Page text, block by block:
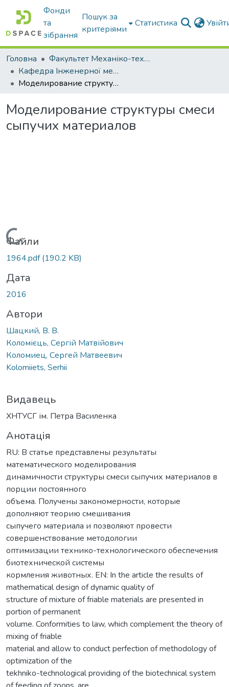
Фонди
та
зібрання
Пошук за
критеріями
Статистика
Головна
Факультет Механіко-технологічний
Кафедра Інженерної механіки та комп'ютерного проектування
Моделирование структуры смеси сыпучих материалов
Моделирование структуры смеси
сыпучих материалов
Вантажиться...
Файли
1964.pdf(190.2 KB)
Дата
2016
Автори
Шацкий, В. В.
Коломієць, Сергій Матвійович
Коломиец, Сергей Матвеевич
Kolomiiets, Serhii
Видавець
ХНТУСГ ім. Петра Василенка
Анотація
RU: В статье представлены результаты
математического моделирования
динамичности структуры смеси сыпучих материалов в
порции постоянного
объема. Получены закономерности, которые
дополняют теорию смешивания
сыпучего материала и позволяют провести
совершенствование методологии
оптимизации технико-технологического обеспечения
биотехнической системы
кормления животных. EN: In the article the results of
mathematical design of dynamic quality of
structure of mixture of friable materials are presented in
portion of permanent
volume. Conformities to law, which complement the theory of
mixing of friable
material and allow to conduct perfection of methodology of
optimization of the
tekhniko-technological providing of the biotechnical system